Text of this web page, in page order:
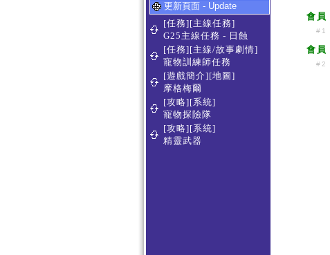
更新頁面 - Update
[任務][主線任務]
G25主線任務 - 日蝕
[任務][主線/故事劇情]
寵物訓練師任務
[遊戲簡介][地圖]
摩格梅爾
[攻略][系統]
寵物探險隊
[攻略][系統]
精靈武器
會員
#1
會員
#2